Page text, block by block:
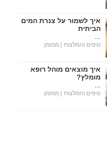
איך לשמור על צנרת המים
הביתית
טיפים והמלצות | ממומן
איך מוצאים מוהל רופא
מומלץ?
טיפים והמלצות | ממומן